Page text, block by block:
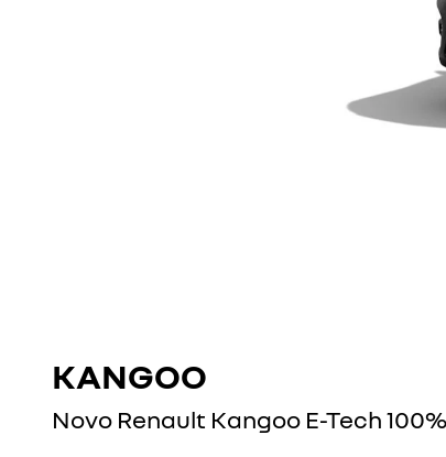
KANGOO
Novo Renault Kangoo E-Tech